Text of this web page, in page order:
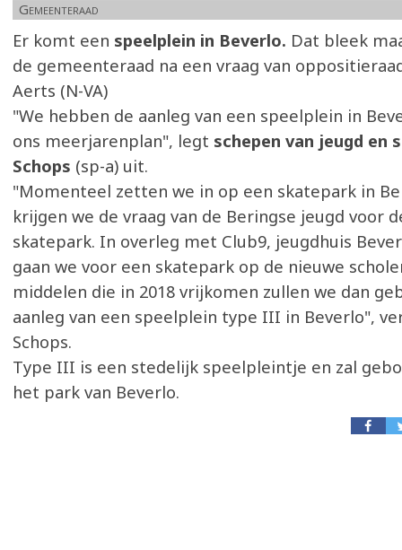
Gemeenteraad
Er komt een speelplein in Beverlo. Dat bleek
de gemeenteraad na een vraag van
Aerts (N-VA)
"We hebben de aanleg van een speelplein in
ons meerjarenplan", legt schepen van jeugd en
Schops (sp-a) uit.
"Momenteel zetten we in op een skatepark in
krijgen we de vraag van de Beringse jeugd voor
skatepark. In overleg met Club9, jeugdhuis
gaan we voor een skatepark op de nieuwe
middelen die in 2018 vrijkomen zullen we dan
aanleg van een speelplein type III in Beverlo",
Schops.
Type III is een stedelijk speelpleintje en zal
het park van Beverlo.